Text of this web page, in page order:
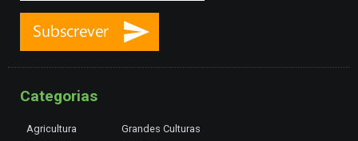
Categorias
Agricultura
Grandes Culturas